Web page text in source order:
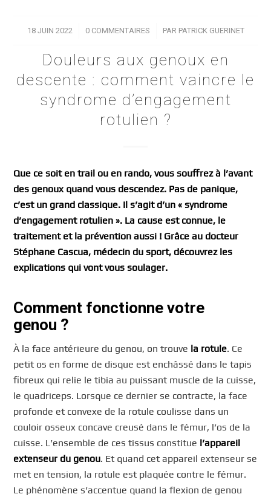
18 JUIN 2022
/ 0 COMMENTAIRES
/ PAR PATRICK GUERINET
Douleurs aux genoux en
descente : comment vaincre le
syndrome d’engagement
rotulien ?
Que ce soit en trail ou en rando, vous souffrez à l’avant
des genoux quand vous descendez. Pas de panique,
c’est un grand classique. Il s’agit d’un « syndrome
d’engagement rotulien ». La cause est connue, le
traitement et la prévention aussi ! Grâce au docteur
Stéphane Cascua, médecin du sport, découvrez les
explications qui vont vous soulager.
Comment fonctionne votre
genou ?
À la face antérieure du genou, on trouve la rotule. Ce
petit os en forme de disque est enchâssé dans le tapis
fibreux qui relie le tibia au puissant muscle de la cuisse,
le quadriceps. Lorsque ce dernier se contracte, la face
profonde et convexe de la rotule coulisse dans un
couloir osseux concave creusé dans le fémur, l’os de la
cuisse. L’ensemble de ces tissus constitue l’appareil
extenseur du genou. Et quand cet appareil extenseur se
met en tension, la rotule est plaquée contre le fémur.
Le phénomène s’accentue quand la flexion de genou